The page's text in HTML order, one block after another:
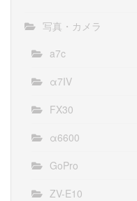
写真・カメラ
a7c
α7IV
FX30
α6600
GoPro
ZV-E10